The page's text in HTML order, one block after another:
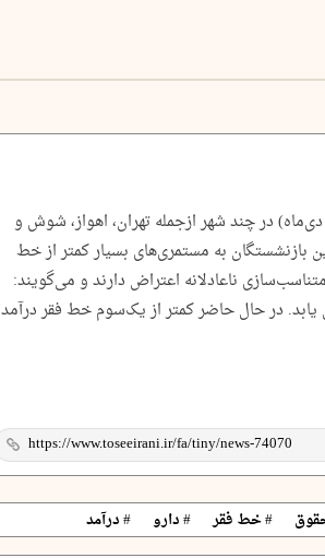
بازنشستگان تامین اجتماعی دیروز (30 دی‌ماه) در چند شهر ازجمله تهران، اهواز، شوش و
بازنشستگان به مستمری‌های بسیار کمتر از خط
ناعادلانه اعتراض دارند و می‌گویند:
یابد. در حال حاضر کمتر از یک‌سوم خط فقر درآمد
# خط فقر # دارو # درآمد